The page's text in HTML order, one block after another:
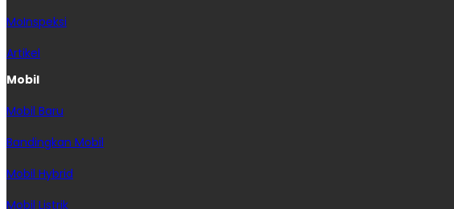
MoInspeksi
Artikel
Mobil
Mobil Baru
Bandingkan Mobil
Mobil Hybrid
Mobil Listrik